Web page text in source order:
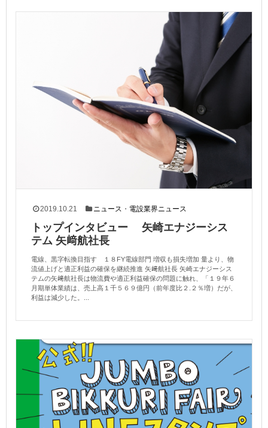
2019.10.21 ニュース ・ 電設業界ニュース
トップインタビュー 矢崎エナジーシス
テム 矢﨑航社長
電線、黒字転換目指す １８FY電線部門 増収も損失増加 量より、物
流値上げと適正利益の確保を継続推進 矢﨑航社長 矢崎エナジーシス
テムの矢﨑航社長は物流費や適正利益確保の問題に触れ、「１９年６
月期単体業績は、売上高１千５６９億円（前年度比２.２％増）だが、
利益は減少した。...